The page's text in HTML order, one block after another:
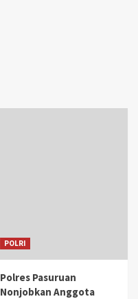
POLRI
Polres Pasuruan
Nonjobkan Anggota